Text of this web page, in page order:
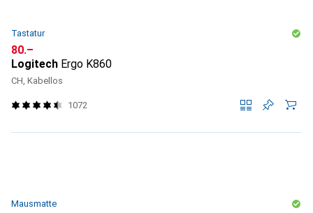
Tastatur
CHF
80.–
Logitech Ergo K860
CH, Kabellos
1072
Mausmatte